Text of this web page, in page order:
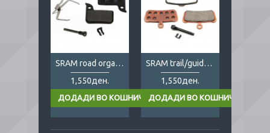
SRAM road organic
1,550ден.
SRAM trail/guide/g2 metal
1,550ден.